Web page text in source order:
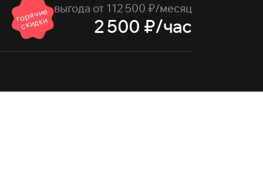
г
о
р
я
ч
и
е
ск
и
дк
и
выгода от 112 500 ₽/месяц
2 500 ₽/час